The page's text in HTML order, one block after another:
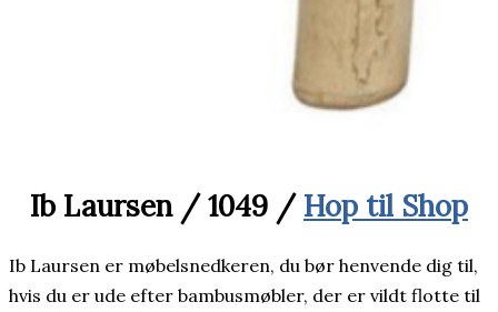
Ib Laursen / 1049 / Hop til Shop
Ib Laursen er møbelsnedkeren, du bør henvende dig til,
hvis du er ude efter bambusmøbler, der er vildt flotte til